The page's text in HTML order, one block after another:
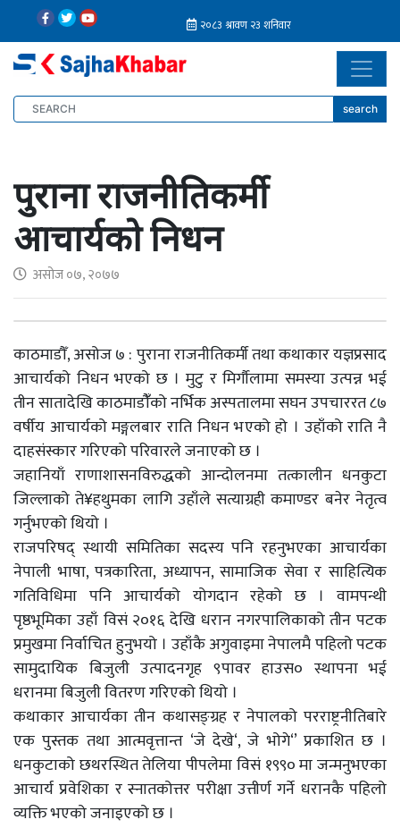
search
पुराना राजनीतिकर्मी
आचार्यको निधन
असोज ०७, २०७७
काठमाडौँ, असोज ७ : पुराना राजनीतिकर्मी तथा कथाकार यज्ञप्रसाद
आचार्यको निधन भएको छ । मुटु र मिर्गौलामा समस्या उत्पन्न भई
तीन सातादेखि काठमाडौंँको नर्भिक अस्पतालमा सघन उपचाररत ८७
वर्षीय आचार्यको मङ्गलबार राति निधन भएको हो । उहाँको राति नै
दाहसंस्कार गरिएको परिवारले जनाएको छ ।
जहानियाँ राणाशासनविरुद्धको आन्दोलनमा तत्कालीन धनकुटा
जिल्लाको ते¥हथुमका लागि उहाँले सत्याग्रही कमाण्डर बनेर नेतृत्व
गर्नुभएको थियो ।
राजपरिषद् स्थायी समितिका सदस्य पनि रहनुभएका आचार्यका
नेपाली भाषा, पत्रकारिता, अध्यापन, सामाजिक सेवा र साहित्यिक
गतिविधिमा पनि आचार्यको योगदान रहेको छ । वामपन्थी
पृष्ठभूमिका उहाँ विसं २०१६ देखि धरान नगरपालिकाको तीन पटक
प्रमुखमा निर्वाचित हुनुभयो । उहाँकै अगुवाइमा नेपालमै पहिलो पटक
सामुदायिक बिजुली उत्पादनगृह ९पावर हाउस० स्थापना भई
धरानमा बिजुली वितरण गरिएको थियो ।
कथाकार आचार्यका तीन कथासङ्ग्रह र नेपालको परराष्ट्रनीतिबारे
एक पुस्तक तथा आत्मवृत्तान्त ‘जे देखे‘, जे भोगे‘’ प्रकाशित छ ।
धनकुटाको छथरस्थित तेलिया पीपलेमा विसं १९९० मा जन्मनुभएका
आचार्य प्रवेशिका र स्नातकोत्तर परीक्षा उत्तीर्ण गर्ने धरानकै पहिलो
व्यक्ति भएको जनाइएको छ ।